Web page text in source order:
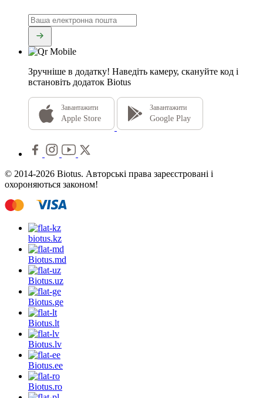
Зручніше в додатку! Наведіть камеру, скануйте код і
встановіть додаток Biotus
Завантажити
Apple Store
Завантажити
Google Play
© 2014-2026 Biotus. Авторські права зареєстровані і
охороняються законом!
biotus.kz
Biotus.md
Biotus.uz
Biotus.ge
Biotus.lt
Biotus.lv
Biotus.ee
Biotus.ro